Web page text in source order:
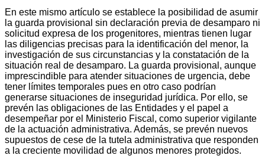
En este mismo artículo se establece la posibilidad de asumir
la guarda provisional sin declaración previa de desamparo ni
solicitud expresa de los progenitores, mientras tienen lugar
las diligencias precisas para la identificación del menor, la
investigación de sus circunstancias y la constatación de la
situación real de desamparo. La guarda provisional, aunque
imprescindible para atender situaciones de urgencia, debe
tener límites temporales pues en otro caso podrían
generarse situaciones de inseguridad jurídica. Por ello, se
prevén las obligaciones de las Entidades y el papel a
desempeñar por el Ministerio Fiscal, como superior vigilante
de la actuación administrativa. Además, se prevén nuevos
supuestos de cese de la tutela administrativa que responden
a la creciente movilidad de algunos menores protegidos.